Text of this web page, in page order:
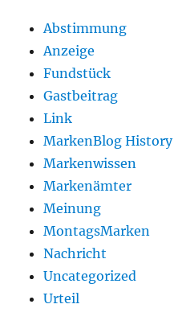
Abstimmung
Anzeige
Fundstück
Gastbeitrag
Link
MarkenBlog History
Markenwissen
Markenämter
Meinung
MontagsMarken
Nachricht
Uncategorized
Urteil